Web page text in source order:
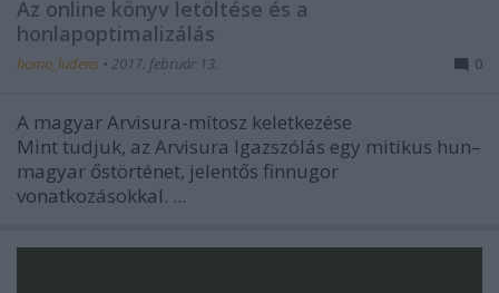
Az online könyv letöltése és a
honlapoptimalizálás
homo_ludens • 2017. február 13. 0
A magyar Arvisura-mítosz keletkezése
Mint tudjuk, az Arvisura Igazszólás egy mitikus hun–
magyar őstörténet, jelentős finnugor
vonatkozásokkal. ...